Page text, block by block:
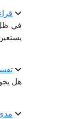
في ظل
هل